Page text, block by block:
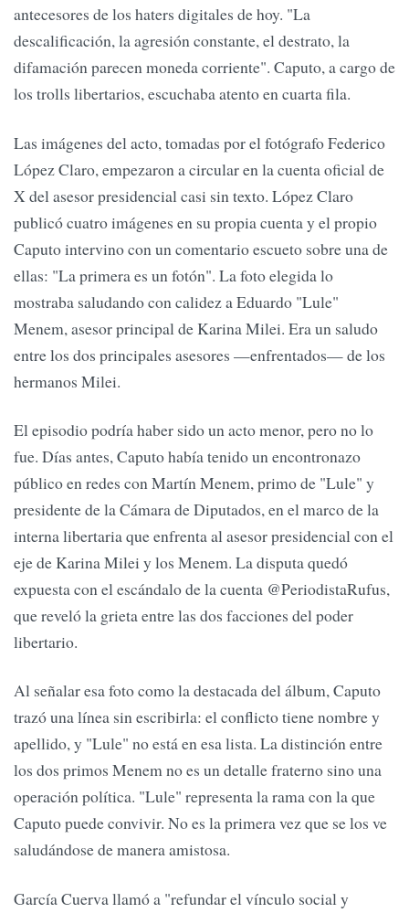
antecesores de los haters digitales de hoy. "La
descalificación, la agresión constante, el destrato, la
difamación parecen moneda corriente". Caputo, a cargo de
los trolls libertarios, escuchaba atento en cuarta fila.
Las imágenes del acto, tomadas por el fotógrafo Federico
López Claro, empezaron a circular en la cuenta oficial de
X del asesor presidencial casi sin texto. López Claro
publicó cuatro imágenes en su propia cuenta y el propio
Caputo intervino con un comentario escueto sobre una de
ellas: "La primera es un fotón". La foto elegida lo
mostraba saludando con calidez a Eduardo "Lule"
Menem, asesor principal de Karina Milei. Era un saludo
entre los dos principales asesores —enfrentados— de los
hermanos Milei.
El episodio podría haber sido un acto menor, pero no lo
fue. Días antes, Caputo había tenido un encontronazo
público en redes con Martín Menem, primo de "Lule" y
presidente de la Cámara de Diputados, en el marco de la
interna libertaria que enfrenta al asesor presidencial con el
eje de Karina Milei y los Menem. La disputa quedó
expuesta con el escándalo de la cuenta @PeriodistaRufus,
que reveló la grieta entre las dos facciones del poder
libertario.
Al señalar esa foto como la destacada del álbum, Caputo
trazó una línea sin escribirla: el conflicto tiene nombre y
apellido, y "Lule" no está en esa lista. La distinción entre
los dos primos Menem no es un detalle fraterno sino una
operación política. "Lule" representa la rama con la que
Caputo puede convivir. No es la primera vez que se los ve
saludándose de manera amistosa.
García Cuerva llamó a "refundar el vínculo social y